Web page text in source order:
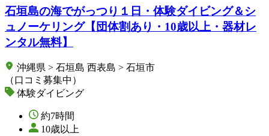
石垣島の海でがっつり１日・体験ダイビング＆シ
ュノーケリング【団体割あり・10歳以上・器材レ
ンタル無料】
沖縄県 > 石垣島 西表島 > 石垣市
（口コミ募集中）
体験ダイビング
約7時間
10歳以上